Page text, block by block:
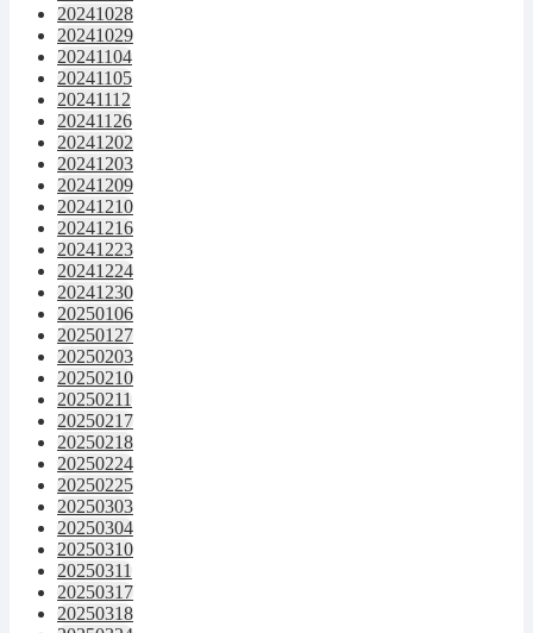
20241028
20241029
20241104
20241105
20241112
20241126
20241202
20241203
20241209
20241210
20241216
20241223
20241224
20241230
20250106
20250127
20250203
20250210
20250211
20250217
20250218
20250224
20250225
20250303
20250304
20250310
20250311
20250317
20250318